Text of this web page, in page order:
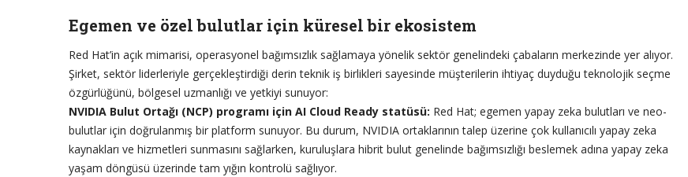
Egemen ve özel bulutlar için küresel bir ekosistem
Red Hat’in açık mimarisi, operasyonel bağımsızlık sağlamaya yönelik sektör genelindeki çabaların merkezinde yer alıyor.
Şirket, sektör liderleriyle gerçekleştirdiği derin teknik iş birlikleri sayesinde müşterilerin ihtiyaç duyduğu teknolojik seçme
özgürlüğünü, bölgesel uzmanlığı ve yetkiyi sunuyor:
NVIDIA Bulut Ortağı (NCP) programı için AI Cloud Ready statüsü: Red Hat; egemen yapay zeka bulutları ve neo-
bulutlar için doğrulanmış bir platform sunuyor. Bu durum, NVIDIA ortaklarının talep üzerine çok kullanıcılı yapay zeka
kaynakları ve hizmetleri sunmasını sağlarken, kuruluşlara hibrit bulut genelinde bağımsızlığı beslemek adına yapay zeka
yaşam döngüsü üzerinde tam yığın kontrolü sağlıyor.